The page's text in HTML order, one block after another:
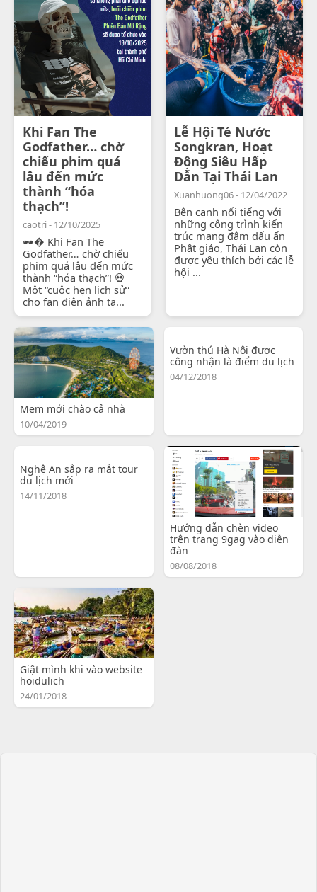
Khi Fan The
Godfather… chờ
chiếu phim quá
lâu đến mức
thành “hóa
thạch”!
caotri - 12/10/2025
🕶� Khi Fan The
Godfather… chờ chiếu
phim quá lâu đến mức
thành “hóa thạch”! 💀
Một “cuộc hẹn lịch sử”
cho fan điện ảnh tạ...
Lễ Hội Té Nước
Songkran, Hoạt
Động Siêu Hấp
Dẫn Tại Thái Lan
Xuanhuong06 - 12/04/2022
Bên cạnh nổi tiếng với
những công trình kiến
trúc mang đậm dấu ấn
Phật giáo, Thái Lan còn
được yêu thích bởi các lễ
hội ...
Mem mới chào cả nhà
10/04/2019
Vườn thú Hà Nội được
công nhận là điểm du lịch
04/12/2018
Nghệ An sắp ra mắt tour
du lịch mới
14/11/2018
Hướng dẫn chèn video
trên trang 9gag vào diễn
đàn
08/08/2018
Giật mình khi vào website
hoidulich
24/01/2018